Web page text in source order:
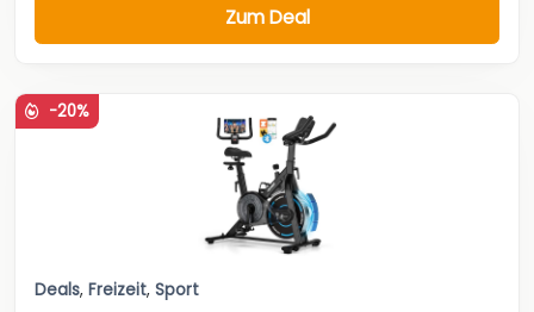
Zum Deal
-20%
Deals, Freizeit, Sport